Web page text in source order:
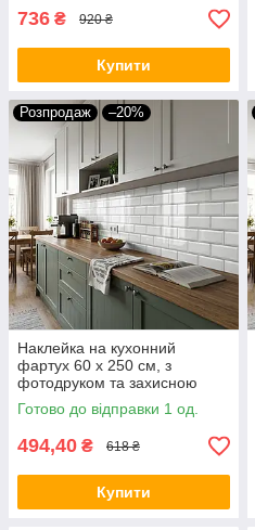
736 ₴ 920 ₴
Купити
Розпродаж –20%
Наклейка на кухонний
фартух 60 х 250 см, з
фотодруком та захисною
ламінацією світлі цеглини
(БП-s_tx296)
Готово до відправки 1 од.
494,40 ₴ 618 ₴
Купити